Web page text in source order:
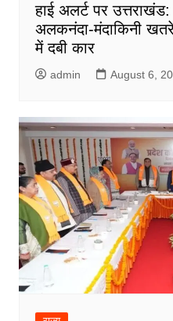
हाई अलर्ट पर
अलकनंदा-मंदाकिनी
में दबी कार
admin August 6,